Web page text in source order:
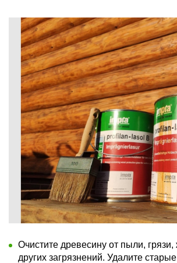
Очистите древесину от пыли,
других загрязнений. Удалите